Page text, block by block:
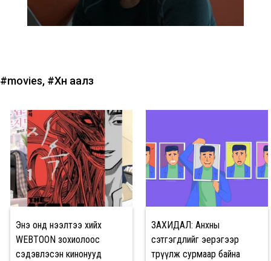
#movies, #Хүн аалз
Энэ онд нээлтээ хийх
WEBTOON зохиолоос
сэдэвлэсэн кинонууд
ЗАХИДАЛ: Анхны
сэтгэгдлийг эерэгээр
төрүүлж сурмаар байна